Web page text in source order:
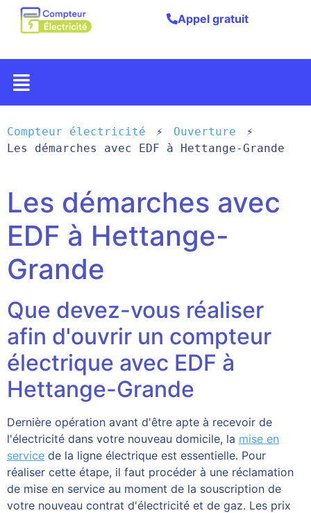
Appel gratuit
Compteur électricité
Ouverture
Les démarches avec EDF à Hettange-Grande
Les démarches avec
EDF à Hettange-
Grande
Que devez-vous réaliser
afin d'ouvrir un compteur
électrique avec EDF à
Hettange-Grande
Dernière opération avant d'être apte à recevoir de
l'électricité dans votre nouveau domicile, la mise en
service de la ligne électrique est essentielle. Pour
réaliser cette étape, il faut procéder à une réclamation
de mise en service au moment de la souscription de
votre nouveau contrat d'électricité et de gaz. Les prix